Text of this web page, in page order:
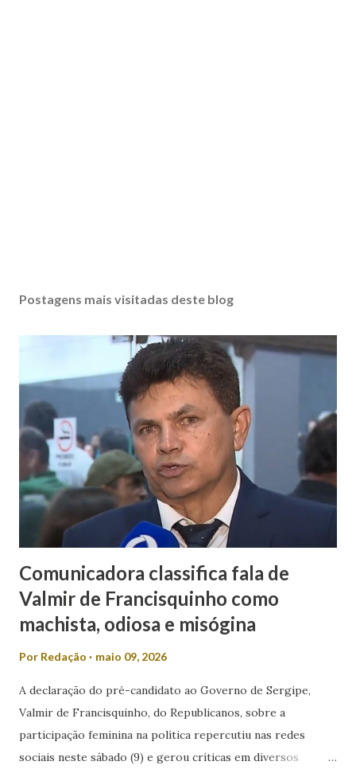
Postagens mais visitadas deste blog
Comunicadora classifica fala de
Valmir de Francisquinho como
machista, odiosa e misógina
Por Redação maio 09, 2026
A declaração do pré-candidato ao Governo de Sergipe,
Valmir de Francisquinho, do Republicanos, sobre a
participação feminina na política repercutiu nas redes
sociais neste sábado (9) e gerou críticas em diversos